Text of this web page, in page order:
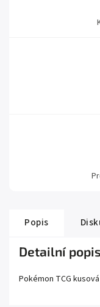
Popis
Detailní
Pokémon TCG